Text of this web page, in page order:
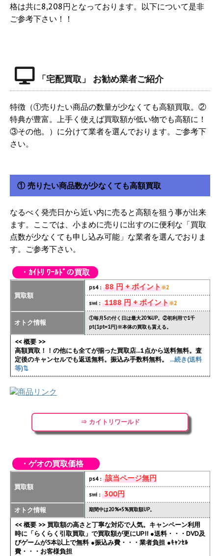
格は共に8,208円となっております。以下について是非
ご参考下さい！！
「宅配買取」 お勧め業者ご紹介
特徴（①売りたい商品の数量が少なくても高額買取。②
特典が豊富。上手く使えば買取額が低い物でも高額に！
③その他。）に分けて業者を選んでおります。ご参考下
さい。
① 売りたい商品数が少なくても高額買取
なるべく発売日から近い内に売ると高額を狙う事が出来
ます。ここでは、小まめに売りに出すのに便利な「買取
点数が少なくても申し込み可能」な業者を選んでおりま
す。ご参考下さい。
・ｶｲﾄﾘ ﾜｰﾙﾄﾞの買取
買取額
ps4： 88 円 + ポイント※2
swi： 1188 円 + ポイント※2
オトク情報
①毎月5の付く日は最大20%UP。②初利用で1千
pt(1pt=1円)※本体の買取も貰える。
<< 概要 >>
高額買取！！の他にも全てが揃った買取店...1点から送料無料。査
定後のキャンセルでも返送無料。振込み手数料無料。
...続き(送料
等)⇅
⇒ カイトリワールド
・ゲオの買取価格
買取額
ps4： 該当ページ無円
swi： 300円
オトク情報 期間中は20%+5%買取額UP。
<< 概要 >> 買取額の高さと丁寧な対応で人気。キャンペーン利用
時に「らくらく引取買取」で買取額が更にUP!! ●送料・・・DVD及
びゲームが5本以上で無料 ●振込み費・・・業者負担 ●ｷｬﾝｾﾙ
費・・・お客様負担